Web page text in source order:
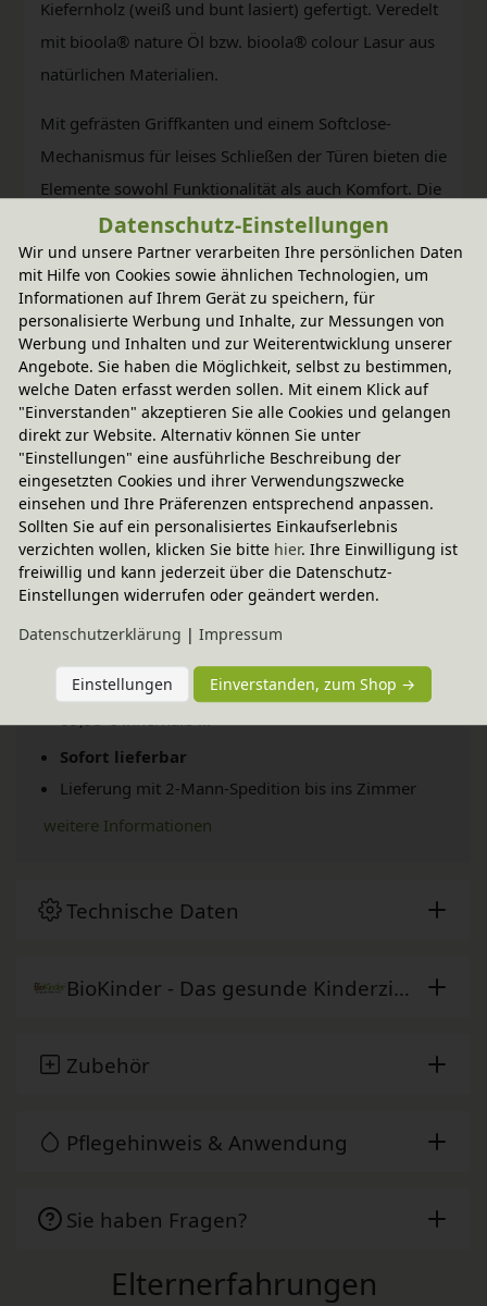
Kiefernholz (weiß und bunt lasiert) gefertigt. Veredelt
mit bioola® nature Öl bzw. bioola® colour Lasur aus
natürlichen Materialien.
Mit gefrästen Griffkanten und einem Softclose-
Mechanismus für leises Schließen der Türen bieten die
Elemente sowohl Funktionalität als auch Komfort. Die
Türen können optional mit einem Schloss ausgestattet
werden.
Entdecken Sie jetzt die vielseitigen
Einsatzmöglichkeiten des BioKinder Laura
Regalsystems und gestalten Sie Ihren Raum ganz
nach Ihren Wünschen und Bedürfnissen.
Versand per Spedition
69,95 € innerhalb ...
Sofort lieferbar
Lieferung mit 2-Mann-Spedition bis ins Zimmer
weitere Informationen
Technische Daten
BioKinder - Das gesunde Kinderzimmer
Zubehör
Pflegehinweis & Anwendung
Sie haben Fragen?
Elternerfahrungen
Datenschutz-Einstellungen
Wir und unsere Partner verarbeiten Ihre persönlichen Daten
mit Hilfe von Cookies sowie ähnlichen Technologien, um
Informationen auf Ihrem Gerät zu speichern, für
personalisierte Werbung und Inhalte, zur Messungen von
Werbung und Inhalten und zur Weiterentwicklung unserer
Angebote. Sie haben die Möglichkeit, selbst zu bestimmen,
welche Daten erfasst werden sollen. Mit einem Klick auf
"Einverstanden" akzeptieren Sie alle Cookies und gelangen
direkt zur Website. Alternativ können Sie unter
"Einstellungen" eine ausführliche Beschreibung der
eingesetzten Cookies und ihrer Verwendungszwecke
einsehen und Ihre Präferenzen entsprechend anpassen.
Sollten Sie auf ein personalisiertes Einkaufserlebnis
verzichten wollen, klicken Sie bitte hier. Ihre Einwilligung ist
freiwillig und kann jederzeit über die Datenschutz-
Einstellungen widerrufen oder geändert werden.
Daten­schutz­erklärung | Impressum
Einstellungen Einverstanden, zum Shop →